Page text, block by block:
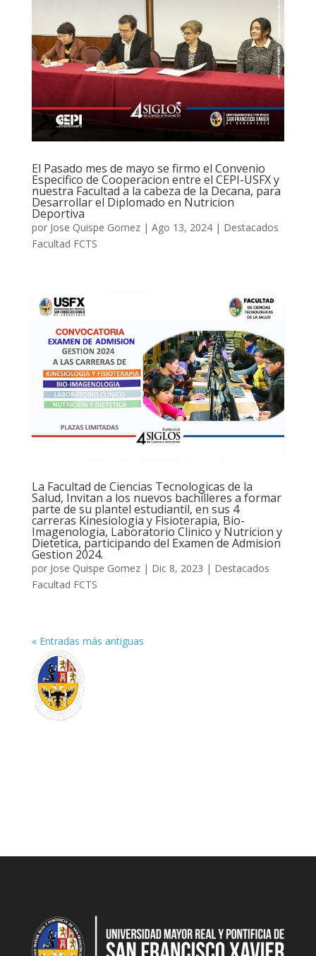
El Pasado mes de mayo se firmo el Convenio
Especifico de Cooperacion entre el CEPI-USFX y
nuestra Facultad a la cabeza de la Decana, para
Desarrollar el Diplomado en Nutricion
Deportiva
por Jose Quispe Gomez| Ago 13, 2024| Destacados
Facultad FCTS
La Facultad de Ciencias Tecnologicas de la
Salud, Invitan a los nuevos bachilleres a formar
parte de su plantel estudiantil, en sus 4
carreras Kinesiologia y Fisioterapia, Bio-
Imagenologia, Laboratorio Clinico y Nutricion y
Dietetica, participando del Examen de Admision
Gestion 2024.
por Jose Quispe Gomez| Dic 8, 2023 | Destacados
Facultad FCTS
« Entradas más antiguas